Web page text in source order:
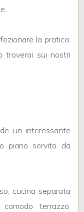
la pratica.
troverai sui nostri
un interessante
piano servito da
cucina separata
terrazzo,